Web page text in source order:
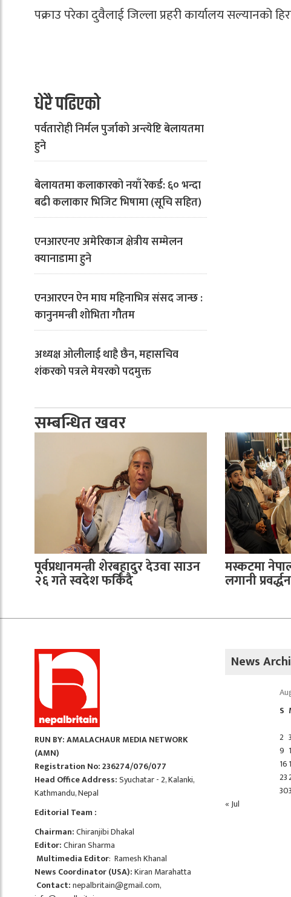
पक्राउ परेका दुवैलाई जिल्ला प्रहरी कार्यालय सल्यानको
धेरै पढिएको
पर्वतारोही निर्मल पुर्जाको अन्त्येष्टि बेलायतमा
हुने
बेलायतमा कलाकारको नयाँ रेकर्ड: ६० भन्दा
बढी कलाकार भिजिट भिषामा (सूचि सहित)
एनआरएनए अमेरिकाज क्षेत्रीय सम्मेलन
क्यानाडामा हुने
एनआरएन ऐन माघ महिनाभित्र संसद जान्छ :
कानुनमन्त्री शोभिता गौतम
अध्यक्ष ओलीलाई थाहै छैन, महासचिव
शंकरको पत्रले मेयरको पदमुक्त
सम्बन्धित खवर
पूर्वप्रधानमन्त्री शेरबहादुर देउवा साउन
२६ गते स्वदेश फर्किँदै
मस्कटमा
लगानी
RUN BY: AMALACHAUR MEDIA NETWORK
(AMN)
Registration No: 236274/076/077
Head Office Address:Syuchatar - 2, Kalanki,
Kathmandu, Nepal
Editorial Team :
Chairman:Chiranjibi Dhakal
Editor:Chiran Sharma
Multimedia Editor: Ramesh Khanal
News Coordinator (USA):Kiran Marahatta
Contact:nepalbritain@gmail.com,
News
S
2 3
9
16
23
30
« Jul